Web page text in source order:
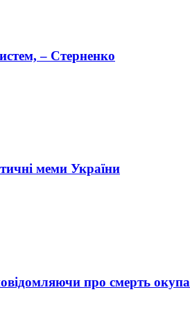
– Стерненко
меми України
про смерть